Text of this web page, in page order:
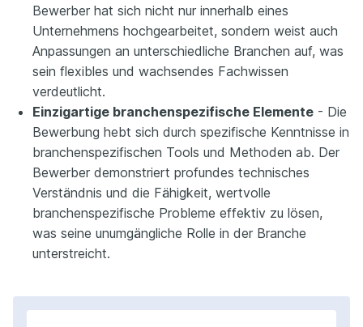
Bewerber hat sich nicht nur innerhalb eines
Unternehmens hochgearbeitet, sondern weist auch
Anpassungen an unterschiedliche Branchen auf, was
sein flexibles und wachsendes Fachwissen
verdeutlicht.
Einzigartige branchenspezifische Elemente - Die
Bewerbung hebt sich durch spezifische Kenntnisse in
branchenspezifischen Tools und Methoden ab. Der
Bewerber demonstriert profundes technisches
Verständnis und die Fähigkeit, wertvolle
branchenspezifische Probleme effektiv zu lösen,
was seine unumgängliche Rolle in der Branche
unterstreicht.